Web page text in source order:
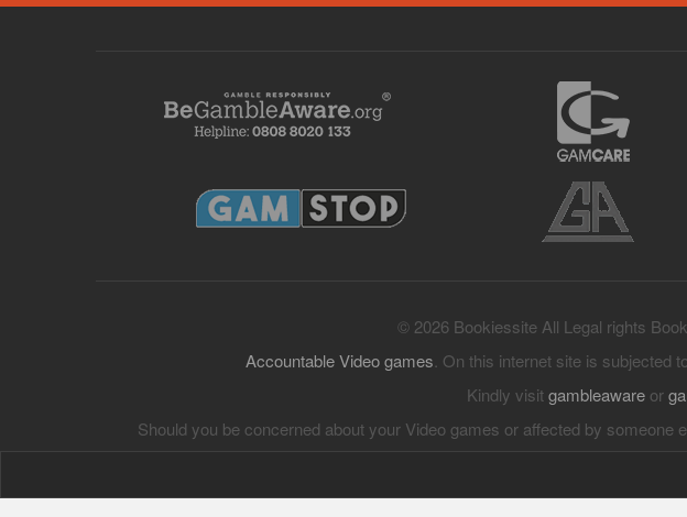
© 2026 Bookiessite All Legal rights
Accountable Video games . On this internet site is subjected
Kindly visitgambleaware or
Should you be concerned about your Video games or affected by